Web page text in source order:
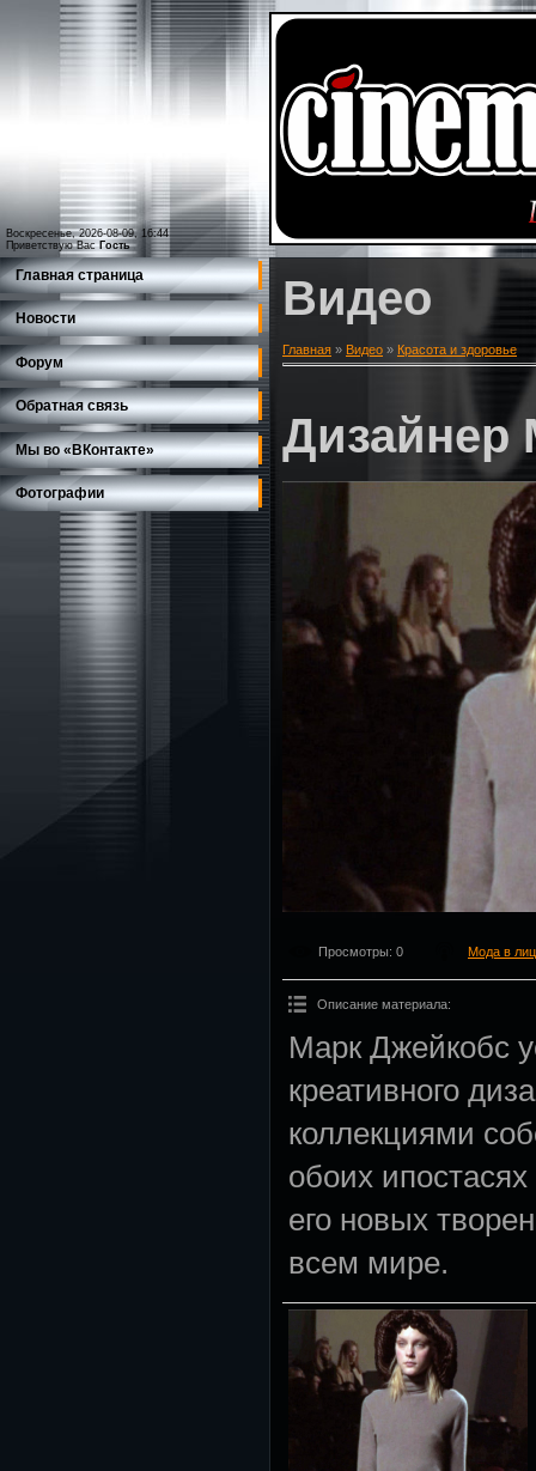
Воскресенье, 2026-08-09, 16:44
Приветствую Вас Гость
Главная страница
Новости
Форум
Обратная связь
Мы во «ВКонтакте»
Фотографии
Видео
Главная » Видео » Красота и здоровье
Дизайнер
Просмотры: 0 Мода в
Описание материала:
Марк Джейкобс
креативного
коллекциями
обоих
его новых
всем мире.